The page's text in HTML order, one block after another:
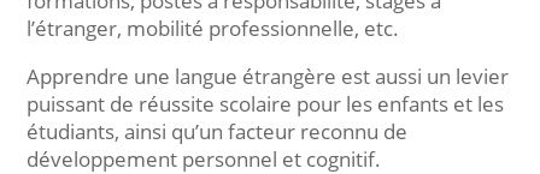
l’étranger, mobilité professionnelle, etc.
Apprendre une langue étrangère est aussi un levier
puissant de réussite scolaire pour les enfants et les
étudiants, ainsi qu’un facteur reconnu de
développement personnel et cognitif.